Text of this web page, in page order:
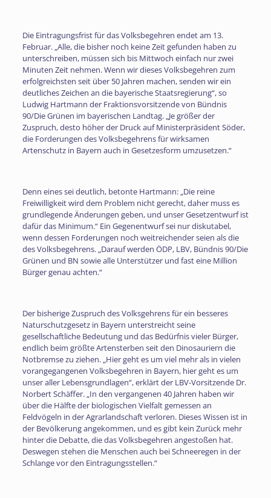
Die Eintragungsfrist für das Volksbegehren endet am 13.
Februar. „Alle, die bisher noch keine Zeit gefunden haben zu
unterschreiben, müssen sich bis Mittwoch einfach nur zwei
Minuten Zeit nehmen. Wenn wir dieses Volksbegehren zum
erfolgreichsten seit über 50 Jahren machen, senden wir ein
deutliches Zeichen an die bayerische Staatsregierung“, so
Ludwig Hartmann der Fraktionsvorsitzende von Bündnis
90/Die Grünen im bayerischen Landtag. „Je größer der
Zuspruch, desto höher der Druck auf Ministerpräsident Söder,
die Forderungen des Volksbegehrens für wirksamen
Artenschutz in Bayern auch in Gesetzesform umzusetzen.“
Denn eines sei deutlich, betonte Hartmann: „Die reine
Freiwilligkeit wird dem Problem nicht gerecht, daher muss es
grundlegende Änderungen geben, und unser Gesetzentwurf ist
dafür das Minimum.“ Ein Gegenentwurf sei nur diskutabel,
wenn dessen Forderungen noch weitreichender seien als die
des Volksbegehrens. „Darauf werden ÖDP, LBV, Bündnis 90/Die
Grünen und BN sowie alle Unterstützer und fast eine Million
Bürger genau achten.“
Der bisherige Zuspruch des Volksgehrens für ein besseres
Naturschutzgesetz in Bayern unterstreicht seine
gesellschaftliche Bedeutung und das Bedürfnis vieler Bürger,
endlich beim größte Artensterben seit den Dinosauriern die
Notbremse zu ziehen. „Hier geht es um viel mehr als in vielen
vorangegangenen Volksbegehren in Bayern, hier geht es um
unser aller Lebensgrundlagen“, erklärt der LBV-Vorsitzende Dr.
Norbert Schäffer. „In den vergangenen 40 Jahren haben wir
über die Hälfte der biologischen Vielfalt gemessen an
Feldvögeln in der Agrarlandschaft verloren. Dieses Wissen ist in
der Bevölkerung angekommen, und es gibt kein Zurück mehr
hinter die Debatte, die das Volksbegehren angestoßen hat.
Deswegen stehen die Menschen auch bei Schneeregen in der
Schlange vor den Eintragungsstellen.“